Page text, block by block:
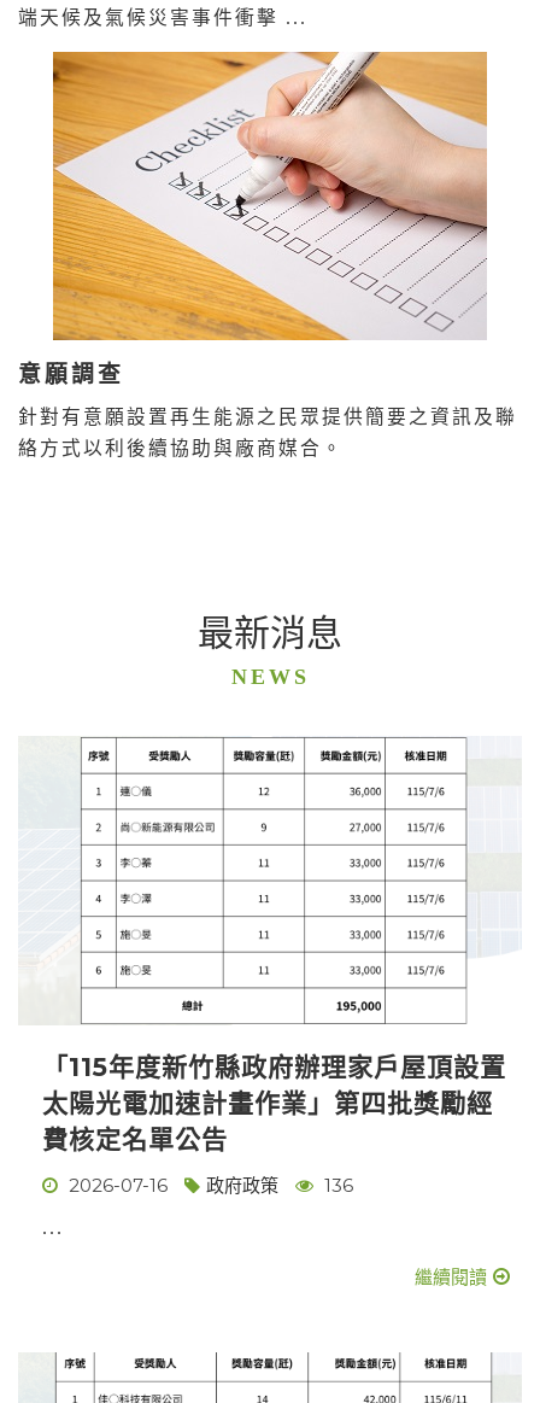
端天候及氣候災害事件衝擊 ...
意願調查
針對有意願設置再生能源之民眾提供簡要之資訊及聯
絡方式以利後續協助與廠商媒合。
最新消息
NEWS
「115年度新竹縣政府辦理家戶屋頂設置
太陽光電加速計畫作業」第四批獎勵經
費核定名單公告
2026-07-16 政府政策 136
...
繼續閱讀